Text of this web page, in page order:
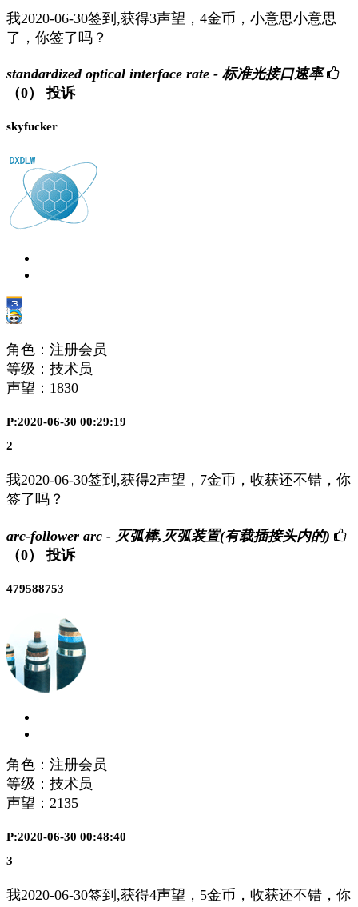
我2020-06-30签到,获得3声望，4金币，小意思小意思
了，你签了吗？
standardized optical interface rate - 标准光接口速率
（0）
投诉
skyfucker
角色：注册会员
等级：技术员
声望： 1830
P:2020-06-30 00:29:19
2
我2020-06-30签到,获得2声望，7金币，收获还不错，你
签了吗？
arc-follower arc - 灭弧棒,灭弧装置(有载插接头内的)
（0）
投诉
479588753
角色：注册会员
等级：技术员
声望： 2135
P:2020-06-30 00:48:40
3
我2020-06-30签到,获得4声望，5金币，收获还不错，你